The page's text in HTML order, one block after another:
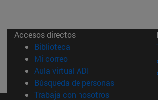
Accesos directos
Biblioteca (abre en nueva ventana)
Mi correo(abre en nueva ventana)
Aula virtual ADI (abre en nueva
Búsqueda de personas(abre en
Trabaja con nosotros(abre en